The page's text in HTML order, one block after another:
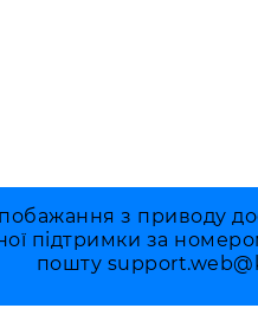
з приводу
підтримки за
пошту